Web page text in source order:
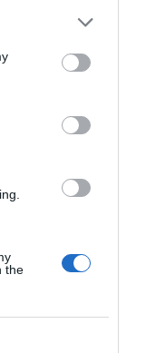
the
con
actividad
analizado de
metabólica en
de ciclina 4 y 6
selectivo de
una expresión